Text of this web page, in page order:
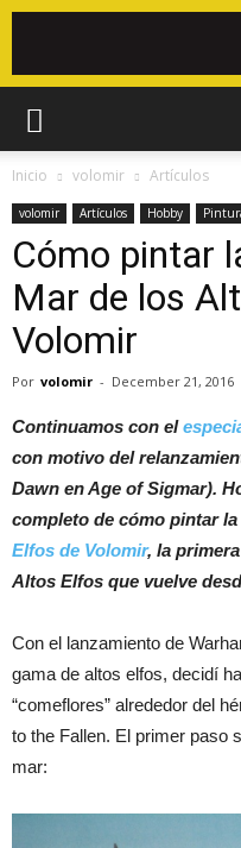
Inicio volomir Artículos
volomir Artículos Hobby
Cómo pintar
Mar de los
Volomir
Por volomir - December 21, 2016
Continuamos con el
con motivo del
Dawn en Age of Sigmar).
completo de cómo pintar la
Elfos de Volomir, la
Altos Elfos que vuelve
Con el lanzamiento de
gama de altos elfos, decidí
“comeflores” alrededor del
to the Fallen. El primer paso
mar: